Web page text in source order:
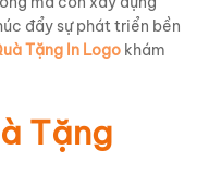
đẩy sự phát triển bền
Tặng In Logo khám
Tặng